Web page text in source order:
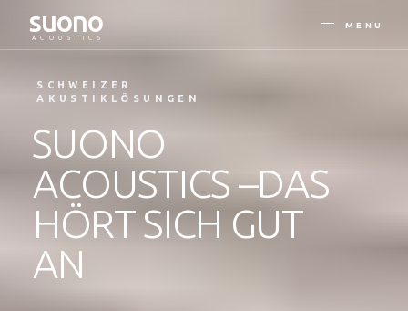
MENU
suono
ACOUSTICS
SCHWEIZER
AKUSTIKLÖSUNGEN
SUONO
ACOUSTICS –DAS
HÖRT SICH GUT
AN